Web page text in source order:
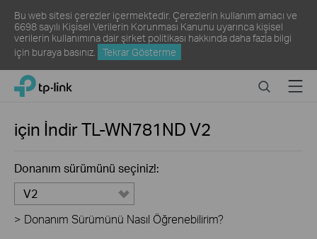
Bu web sitesi çerezler içermektedir. Çerezlerin kullanım amacı ve
6698 sayılı Kişisel Verilerin Korunması Kanunu uyarınca kişisel
verilerin kullanımına dair şirket politikası hakkında daha fazla bilgi
için buraya basınız. Tekrar Gösterme
Click
navigation
TP-Link, Reliably Smart SearchMenu
için İndirTL-WN781NDV2
Donanım sürümünü seçiniz!:
V2
> Donanım Sürümünü Nasıl Öğrenebilirim?